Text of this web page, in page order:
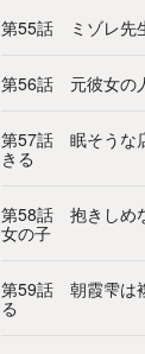
第55話 ミゾレ先
第56話 元彼女の
第57話 眠そうな
きる
第58話 抱きしめ
女の子
第59話 朝霞雫は
る